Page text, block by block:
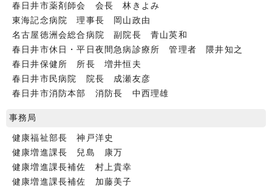
春日井市薬剤師会 会長 林きよみ
東海記念病院 理事長 岡山政由
名古屋徳洲会総合病院 副院長 青山英和
春日井市休日・平日夜間急病診療所 管理者 隈井知之
春日井保健所 所長 増井恒夫
春日井市民病院 院長 成瀬友彦
春日井市消防本部 消防長 中西理雄
事務局
健康福祉部長 神戸洋史
健康増進課長 兒島 康万
健康増進課長補佐 村上貴幸
健康増進課長補佐 加藤美子